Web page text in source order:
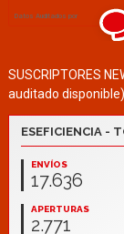
SUSCRIPTORES
auditado